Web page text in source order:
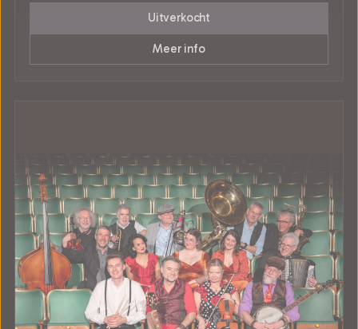
Uitverkocht
Meer info